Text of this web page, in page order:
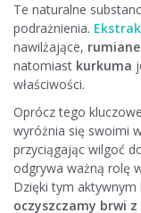
Te naturalne
podrażnienia.
nawilżające,
natomiast kurkuma
właściwości.
Oprócz tego
wyróżnia się swoimi
przyciągając wilgoć
odgrywa ważną rolę
Dzięki tym
oczyszczamy brwi